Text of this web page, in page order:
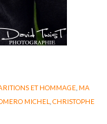
ET HOMMAGE, MA
MICHEL ,CHRISTOPHE